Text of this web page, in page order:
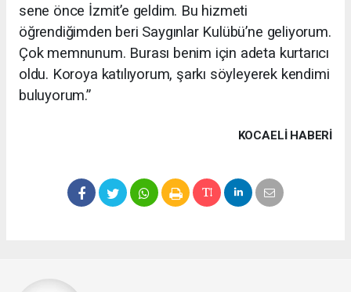
sene önce İzmit’e geldim. Bu hizmeti
öğrendiğimden beri Saygınlar Kulübü’ne geliyorum.
Çok memnunum. Burası benim için adeta kurtarıcı
oldu. Koroya katılıyorum, şarkı söyleyerek kendimi
buluyorum.”
KOCAELI HABERİ